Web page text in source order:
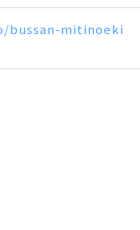
bussan-mitinoeki